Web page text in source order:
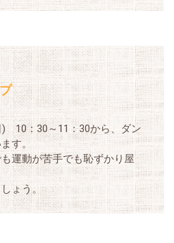
) 10：30～11：30から、ダン
す。
運動が苦手でも恥ずかり屋
ょう。